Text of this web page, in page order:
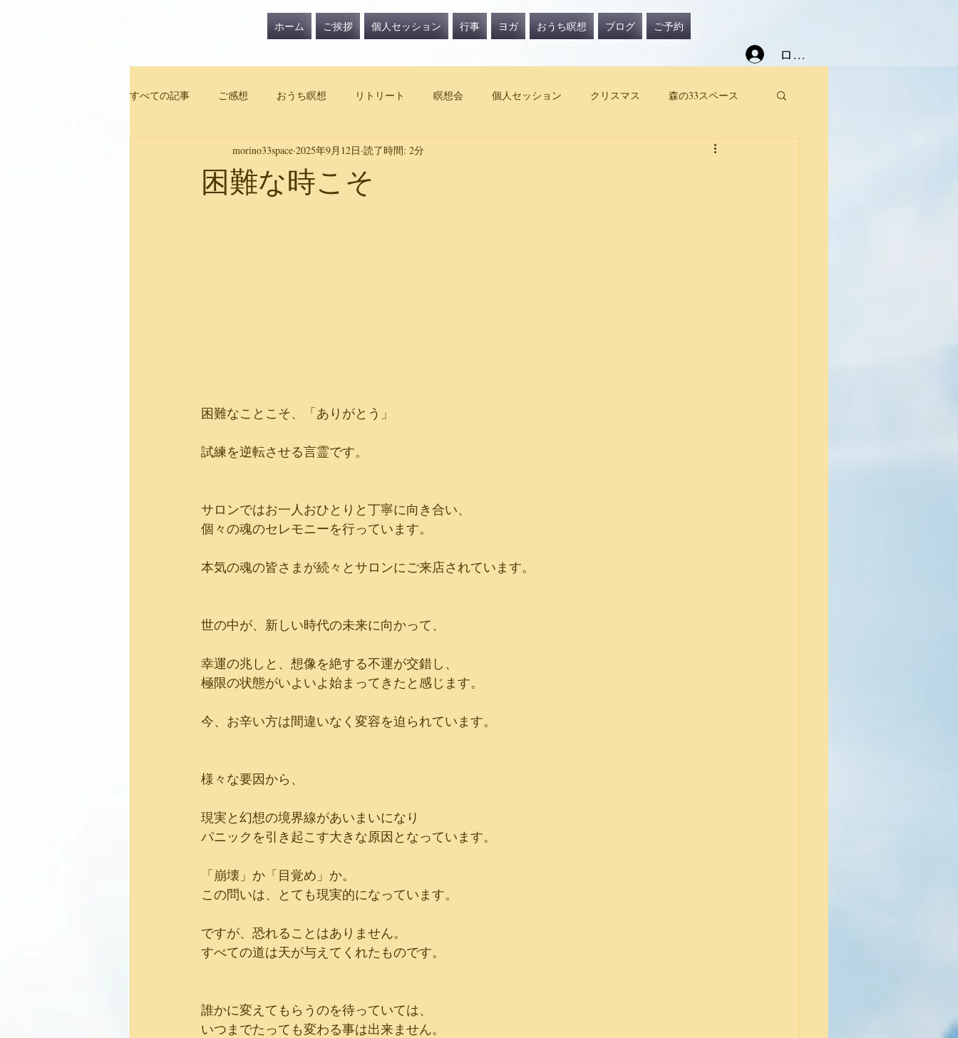
ホーム ご挨拶 個人セッション 行事 ヨガ おうち瞑想 ブログ ご予約
ログイン
すべての記事 ご感想 おうち瞑想 リトリート 瞑想会 個人セッション クリスマス 森の33スペース
困難な時こそ
morino33space 2025年9月12日 読了時間: 2分
困難なことこそ、「ありがとう」
試練を逆転させる言霊です。
サロンではお一人おひとりと丁寧に向き合い、
個々の魂のセレモニーを行っています。
本気の魂の皆さまが続々とサロンにご来店されています。
世の中が、新しい時代の未来に向かって、
幸運の兆しと、想像を絶する不運が交錯し、
極限の状態がいよいよ始まってきたと感じます。
今、お辛い方は間違いなく変容を迫られています。
様々な要因から、
現実と幻想の境界線があいまいになり
パニックを引き起こす大きな原因となっています。
「崩壊」か「目覚め」か。
この問いは、とても現実的になっています。
ですが、恐れることはありません。
すべての道は天が与えてくれたものです。
誰かに変えてもらうのを待っていては、
いつまでたっても変わる事は出来ません。